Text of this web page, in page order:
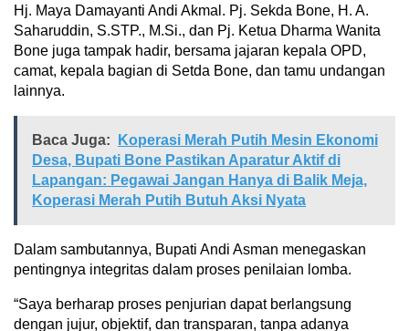
Hj. Maya Damayanti Andi Akmal. Pj. Sekda Bone, H. A.
Saharuddin, S.STP., M.Si., dan Pj. Ketua Dharma Wanita
Bone juga tampak hadir, bersama jajaran kepala OPD,
camat, kepala bagian di Setda Bone, dan tamu undangan
lainnya.
Baca Juga:
Koperasi Merah Putih Mesin Ekonomi
Desa, Bupati Bone Pastikan Aparatur Aktif di
Lapangan: Pegawai Jangan Hanya di Balik Meja,
Koperasi Merah Putih Butuh Aksi Nyata
Dalam sambutannya, Bupati Andi Asman menegaskan
pentingnya integritas dalam proses penilaian lomba.
“Saya berharap proses penjurian dapat berlangsung
dengan jujur, objektif, dan transparan, tanpa adanya